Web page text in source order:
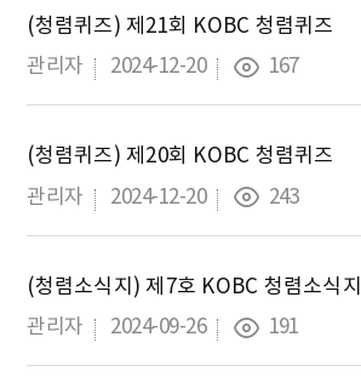
(청렴퀴즈) 제21회 KOBC 청렴퀴즈
관리자
2024-12-20 167
(청렴퀴즈) 제20회 KOBC 청렴퀴즈
관리자
2024-12-20 243
(청렴소식지) 제7호 KOBC 청렴소식지
관리자
2024-09-26 191